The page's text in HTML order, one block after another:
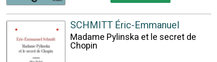
SCHMITT Éric-Emmanuel
Madame Pylinska et le secret de
Chopin